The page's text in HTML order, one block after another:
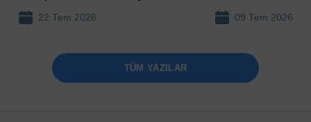
TÜM YAZILAR
Almanya’da Üniversite Eğitimi mi?
22 Tem 2026
Okumak:
Rehber09 Tem 2026